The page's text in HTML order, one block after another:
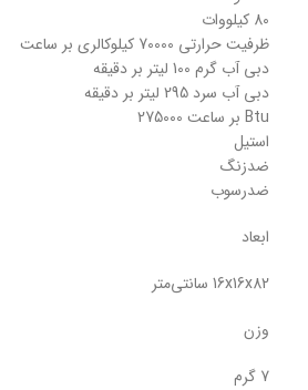
80 کیلووات
ظرفیت حرارتی 70000 کیلوکالری بر ساعت
دبی آب گرم 100 لیتر بر دقیقه
دبی آب سرد 295 لیتر بر دقیقه
Btu بر ساعت 275000
استیل
ضدزنگ
ضدرسوب
ابعاد
16x16x82 سانتی‌متر
وزن
7 گرم